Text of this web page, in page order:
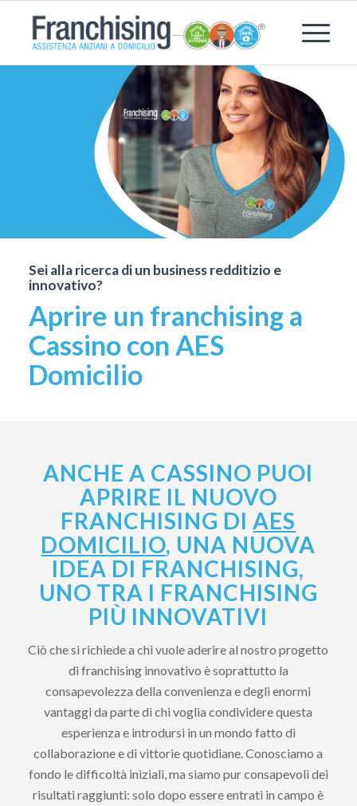
Sei alla ricerca di un business redditizio e
innovativo?
Aprire un franchising a
Cassino con AES
Domicilio
ANCHE A CASSINO PUOI
APRIRE IL NUOVO
FRANCHISING DIAES
DOMICILIO, UNA NUOVA
IDEA DI FRANCHISING,
UNO TRA I FRANCHISING
PIÙ INNOVATIVI
Ciò che si richiede a chi vuole aderire al nostro progetto
di franchising innovativo è soprattutto la
consapevolezza della convenienza e degli enormi
vantaggi da parte di chi voglia condividere questa
esperienza e introdursi in un mondo fatto di
collaborazione e di vittorie quotidiane. Conosciamo a
fondo le difficoltà iniziali, ma siamo pur consapevoli dei
risultati raggiunti: solo dopo essere entrati in campo è